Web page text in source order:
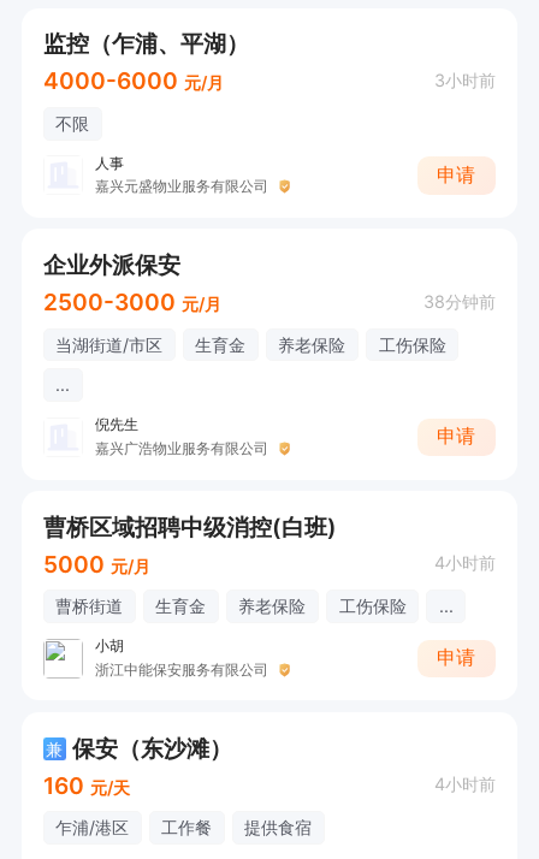
监控（乍浦、平湖）
4000-6000 元/月 3小时前
不限
人事
嘉兴元盛物业服务有限公司
申请
企业外派保安
2500-3000 元/月 38分钟前
当湖街道/市区 生育金 养老保险
工伤保险
...
倪先生
嘉兴广浩物业服务有限公司
申请
曹桥区域招聘中级消控(白班)
5000 元/月 4小时前
曹桥街道 生育金 养老保险 工伤保险 ...
小胡
浙江中能保安服务有限公司
申请
兼 保安（东沙滩）
160 元/天 4小时前
乍浦/港区 工作餐 提供食宿